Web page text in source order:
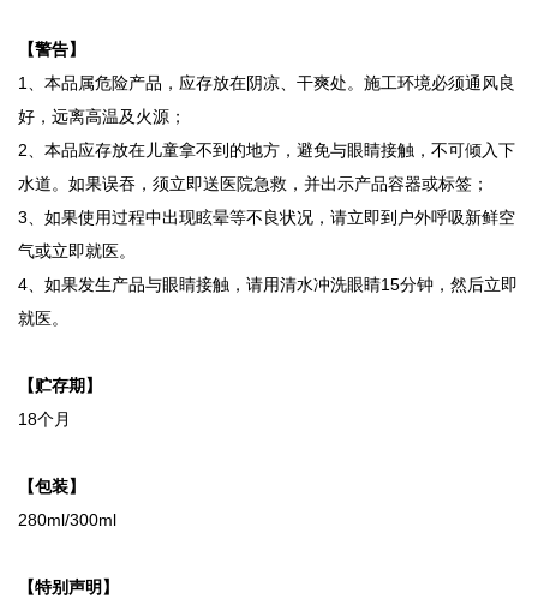
【警告】
1、本品属危险产品，应存放在阴凉、干爽处。施工环境必须通风良
好，远离高温及火源；
2、本品应存放在儿童拿不到的地方，避免与眼睛接触，不可倾入下
水道。如果误吞，须立即送医院急救，并出示产品容器或标签；
3、如果使用过程中出现眩晕等不良状况，请立即到户外呼吸新鲜空
气或立即就医。
4、如果发生产品与眼睛接触，请用清水冲洗眼睛15分钟，然后立即
就医。
【贮存期】
18个月
【包装】
280ml/300ml
【特别声明】